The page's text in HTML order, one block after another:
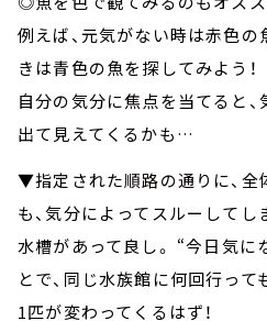
例えば、元気がない時は赤色の
きは青色の魚を探してみよう！
自分の気分に焦点を当てると
出て見えてくるかも…
▼指定された順路の通りに、全
も、気分によってスルーしてし
水槽があって良し。 “今日気に
とで、同じ水族館に何回行って
1匹が変わってくるはず！